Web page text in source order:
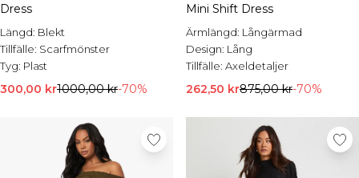
Dress
Längd: Blekt
Tillfälle: Scarfmönster
Tyg: Plast
300,00 kr1000,00 kr-70%
Mini Shift Dress
Ärmlängd: Långärmad
Design: Lång
Tillfälle: Axeldetaljer
262,50 kr875,00 kr-70%